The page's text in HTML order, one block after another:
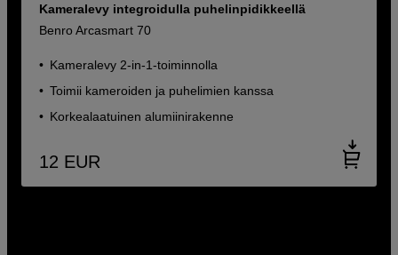
Kameralevy integroidulla puhelinpidikkeellä
Benro Arcasmart 70
Kameralevy 2-in-1-toiminnolla
Toimii kameroiden ja puhelimien kanssa
Korkealaatuinen alumiinirakenne
12 EUR